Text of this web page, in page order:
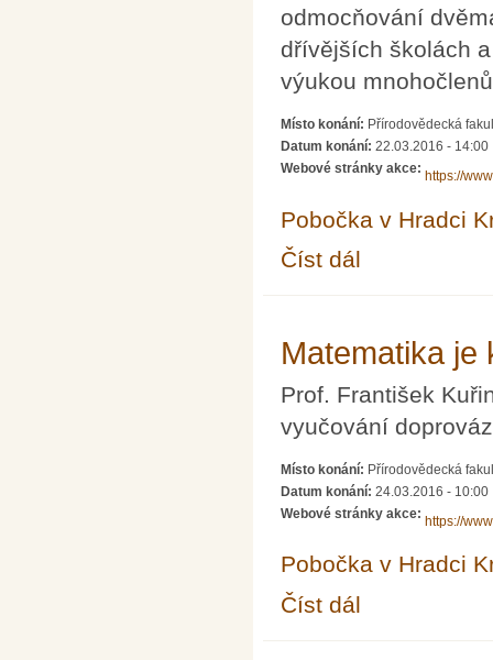
odmocňování
dřívějších školách
výukou
Místo konání: Přírodovědecká
Datum konání: 22.03.2016 - 14:00
Webové stránky akce:
https://
Pobočka v Hradci
Číst dál
Matematika je
Prof. František
vyučování
Místo konání: Přírodovědecká
Datum konání: 24.03.2016 - 10:00
Webové stránky akce:
https://
Pobočka v Hradci
Číst dál